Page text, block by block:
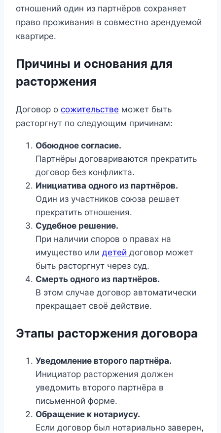
отношений один из партнёров сохраняет
право проживания в совместно арендуемой
квартире.
Причины и основания для
расторжения
Договор о сожительстве может быть
расторгнут по следующим причинам:
Обоюдное согласие.
Партнёры договариваются прекратить
договор без конфликта.
Инициатива одного из партнёров.
Один из участников союза решает
прекратить отношения.
Судебное решение.
При наличии споров о правах на
имущество или детей договор может
быть расторгнут через суд.
Смерть одного из партнёров.
В этом случае договор автоматически
прекращает своё действие.
Этапы расторжения договора
Уведомление второго партнёра.
Инициатор расторжения должен
уведомить второго партнёра в
письменной форме.
Обращение к нотариусу.
Если договор был нотариально заверен,